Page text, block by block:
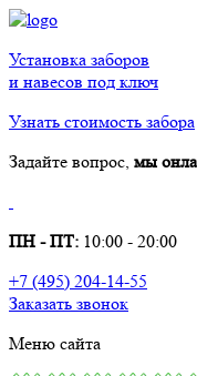
Установка заборов
и навесов под ключ
Узнать стоимость забора
Задайте вопрос, мы
ПН - ПТ: 10:00 - 20:00
+7 (495) 204-14-55
Заказать звонок
Меню сайта